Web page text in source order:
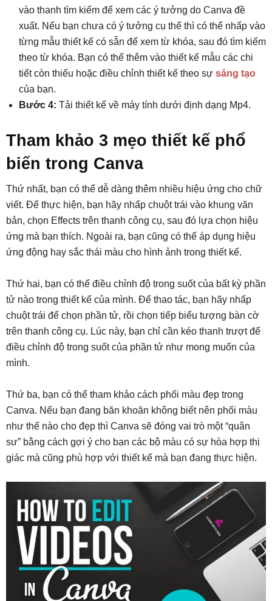
vào thanh tìm kiếm để xem các ý tưởng do Canva đề
xuất. Nếu bạn chưa có ý tưởng cụ thể thì có thể nhấp vào
từng mẫu thiết kế có sẵn để xem từ khóa, sau đó tìm kiếm
theo từ khóa. Bạn có thể thêm vào thiết kế mẫu các chi
tiết còn thiếu hoặc điều chỉnh thiết kế theo sự sáng tạo
của bạn.
Bước 4: Tải thiết kế về máy tính dưới định dạng Mp4.
Tham khảo 3 mẹo thiết kế phổ
biến trong Canva
Thứ nhất, bạn có thể dễ dàng thêm nhiều hiệu ứng cho chữ
viết. Để thực hiện, bạn hãy nhấp chuột trái vào khung văn
bản, chọn Effects trên thanh công cụ, sau đó lựa chọn hiệu
ứng mà bạn thích. Ngoài ra, bạn cũng có thể áp dụng hiệu
ứng động hay sắc thái màu cho hình ảnh trong thiết kế.
Thứ hai, bạn có thể điều chỉnh độ trong suốt của bất kỳ phần
tử nào trong thiết kế của mình. Để thao tác, bạn hãy nhấp
chuột trái để chọn phần tử, rồi chọn tiếp biểu tượng bàn cờ
trên thanh công cụ. Lúc này, bạn chỉ cần kéo thanh trượt để
điều chỉnh độ trong suốt của phần tử như mong muốn của
mình.
Thứ ba, bạn có thể tham khảo cách phối màu đẹp trong
Canva. Nếu bạn đang băn khoăn không biết nên phối màu
như thế nào cho đẹp thì Canva sẽ đóng vai trò một “quân
sư” bằng cách gợi ý cho bạn các bộ màu có sự hòa hợp thị
giác mà cũng phù hợp với thiết kế mà bạn đang thực hiện.